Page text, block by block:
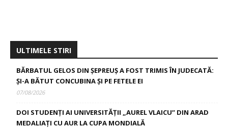
ULTIMELE STIRI
BĂRBATUL GELOS DIN ȘEPREUȘ A FOST TRIMIS ÎN JUDECATĂ:
ȘI-A BĂTUT CONCUBINA ȘI PE FETELE EI
07/08/2026
DOI STUDENȚI AI UNIVERSITĂȚII „AUREL VLAICU” DIN ARAD
MEDALIAȚI CU AUR LA CUPA MONDIALĂ